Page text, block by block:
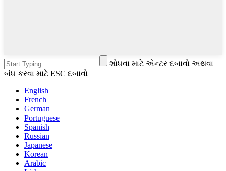
શોધવા માટે એન્ટર દબાવો અથવા
બંધ કરવા માટે ESC દબાવો
English
French
German
Portuguese
Spanish
Russian
Japanese
Korean
Arabic